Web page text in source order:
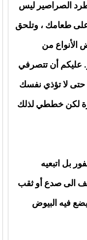
طرد الصراصير ليس
على طعامك ، وتلحق
الأنواع من
عليكم أن تتصرفي
لا تؤذي نفسك
لكن خططي لذلك
بل اتبعيه
الى صدع أو ثقب
فيه البيوض